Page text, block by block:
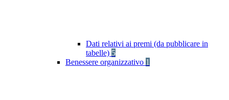
Dati relativi ai premi (da pubblicare in
tabelle) 5
Benessere organizzativo 1